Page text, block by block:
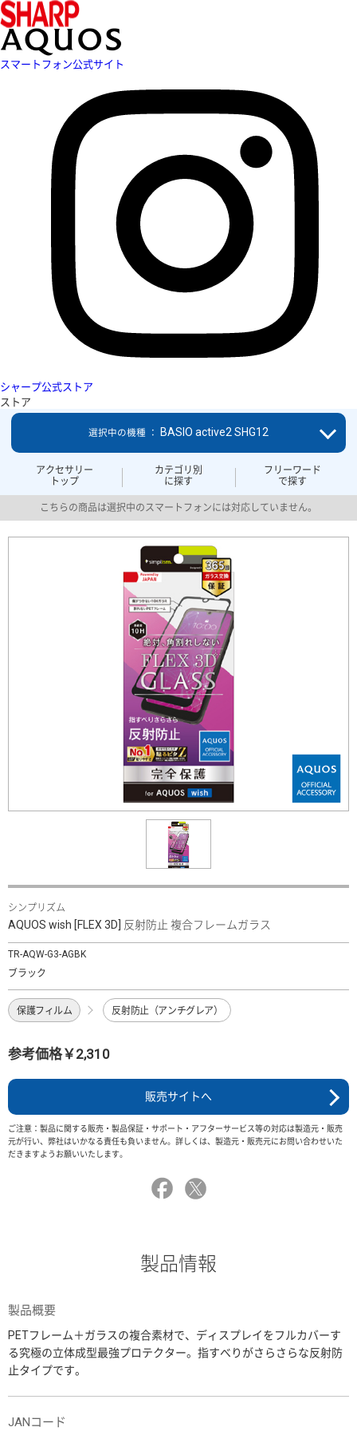
スマートフォン公式サイト
シャープ公式ストア
ストア
アクセサリー
トップ
カテゴリ別
に探す
フリーワード
で探す
選択中の機種 ： BASIO active2 SHG12
こちらの商品は選択中のスマートフォンには対応していません。
シンプリズム
AQUOS wish [FLEX 3D] 反射防止 複合フレームガラス
TR-AQW-G3-AGBK
ブラック
保護フィルム 反射防止（アンチグレア）
参考価格￥2,310
販売サイトへ
ご注意：製品に関する販売・製品保証・サポート・アフターサービス等の対応は製造元・販売
元が行い、弊社はいかなる責任も負いません。詳しくは、製造元・販売元にお問い合わせいた
だきますようお願いいたします。
製品情報
製品概要
PETフレーム＋ガラスの複合素材で、ディスプレイをフルカバーす
る究極の立体成型最強プロテクター。指すべりがさらさらな反射防
止タイプです。
JANコード